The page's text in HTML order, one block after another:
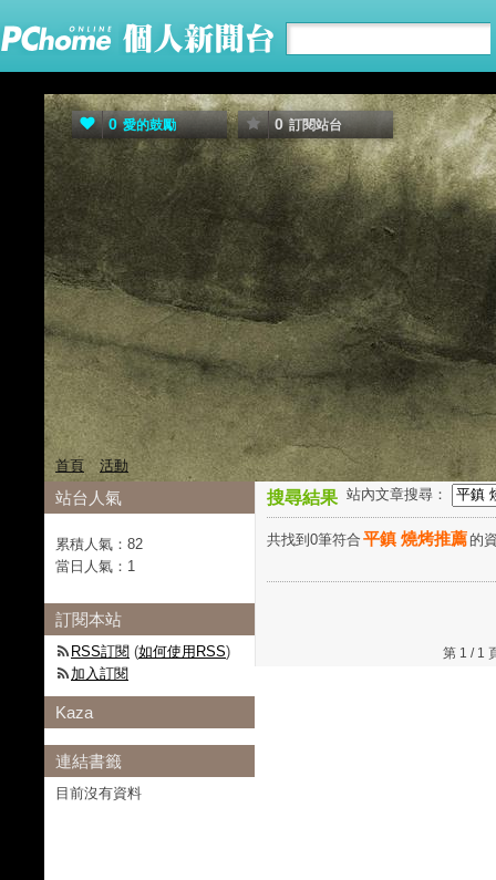
0 愛的鼓勵 0 訂閱站台
首頁 活動
搜尋結果 站內文章搜尋：
共找到0筆符合 平鎮 燒烤推薦 的
第 1 /
站台人氣
累積人氣： 82
當日人氣： 1
訂閱本站
RSS訂閱 (如何使用RSS)
加入訂閱
Kaza
連結書籤
目前沒有資料